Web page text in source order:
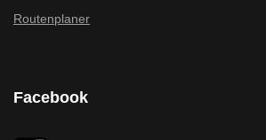
Routenplaner
Facebook